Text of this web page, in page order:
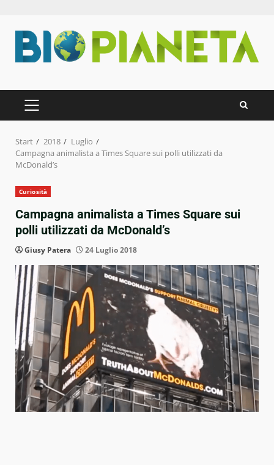
Inhalt
springen
PRIMÄRES
MENÜ
Start 2018
Luglio
Campagna animalista a Times Square sui polli utilizzati da
McDonald’s
Curiosità
Campagna animalista a Times Square sui
polli utilizzati da McDonald’s
Giusy Patera 24 Luglio 2018